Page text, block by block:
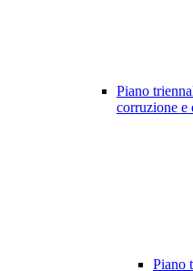
Piano
corruzione e
Piano